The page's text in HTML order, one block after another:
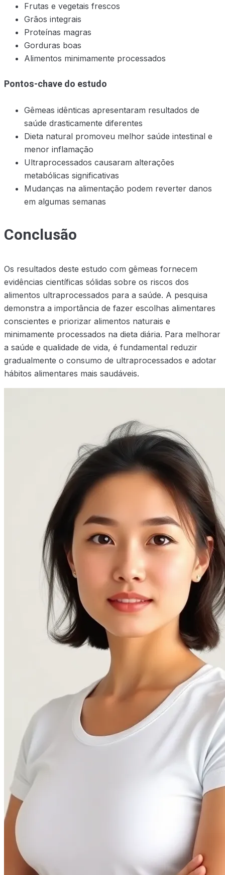
Frutas e vegetais frescos
Grãos integrais
Proteínas magras
Gorduras boas
Alimentos minimamente processados
Pontos-chave do estudo
Gêmeas idênticas apresentaram resultados de
saúde drasticamente diferentes
Dieta natural promoveu melhor saúde intestinal e
menor inflamação
Ultraprocessados causaram alterações
metabólicas significativas
Mudanças na alimentação podem reverter danos
em algumas semanas
Conclusão
Os resultados deste estudo com gêmeas fornecem
evidências científicas sólidas sobre os riscos dos
alimentos ultraprocessados para a saúde. A pesquisa
demonstra a importância de fazer escolhas alimentares
conscientes e priorizar alimentos naturais e
minimamente processados na dieta diária. Para melhorar
a saúde e qualidade de vida, é fundamental reduzir
gradualmente o consumo de ultraprocessados e adotar
hábitos alimentares mais saudáveis.